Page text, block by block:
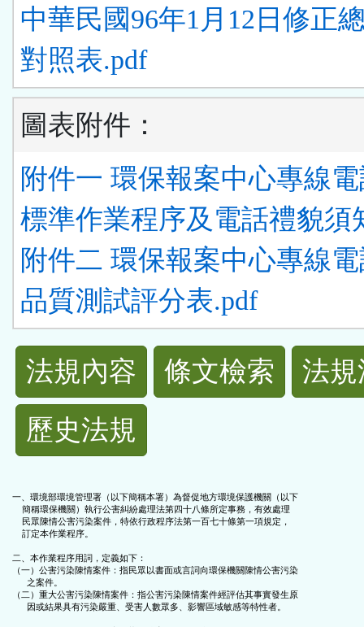
中華民國96年1月12日修正
對照表.pdf
圖表附件：
附件一 環保報案中心專線
標準作業程序及電話禮貌須
附件二 環保報案中心專線
品質測試評分表.pdf
法
規
功
按
鈕
區
法規內容 條文檢索
法
歷史法規
一、環境部環境管理署（以下簡稱本署）為督促地方環境保護機關（以下
二、本作業程序用詞，定義如下：
（一）公害污染陳情案件：指民眾以書面或言詞向環保機關陳情公害污染
（二）重大公害污染陳情案件：指公害污染陳情案件經評估其事實發生原